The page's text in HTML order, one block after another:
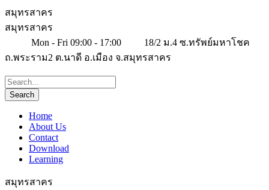
สมุทรสาคร
สมุทรสาคร
Mon - Fri 09:00 - 17:00
18/2 ม.4 ซ.ทรัพย์มหาโชค
ถ.พระราม2 ต.นาดี อ.เมือง จ.สมุทรสาคร
Home
About Us
Contact
Download
Learning
สมุทรสาคร